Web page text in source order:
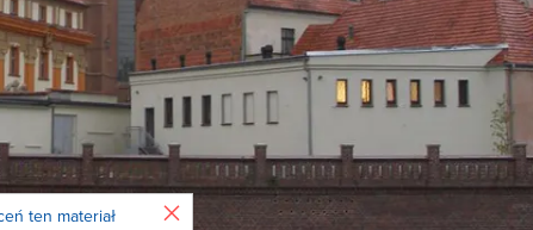
ten materiał Zamknij